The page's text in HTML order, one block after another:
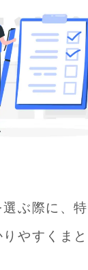
ぶ際に、
やすくまと